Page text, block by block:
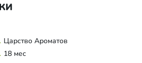
Царство Ароматов
18 мес